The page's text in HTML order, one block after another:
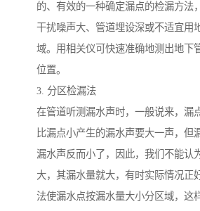
的、有效的一种确定漏点的检漏方法
干扰噪声大、管道埋设深或不适宜用
域。用相关仪可快速准确地测出地下
位置。
3. 分区检漏法
在管道听测漏水声时，一般说来，漏
比漏点小产生的漏水声要大一声，但
漏水声反而小了，因此，我们不能认
大，其漏水量就大，有时实际情况正
法使漏水点按漏水量大小分区域，这